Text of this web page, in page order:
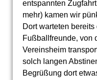
entspannten
mehr) kamen wir
Dort warteten
Fußballfreunde, von
Vereinsheim
solch langen
Begrüßung dort